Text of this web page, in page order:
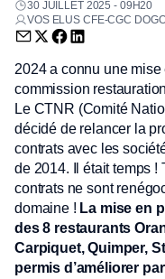
30 JUILLET 2025 - 09H20
VOS ELUS CFE-CGC
Envoyer par email
Partager sur
Partager sur
Partager sur
2024 a connu une
commission
Le CTNR (Comité
décidé de relancer la
contrats avec les
de 2014. Il était temps !
contrats ne sont
domaine ! La mise en
des 8 restaurants
Carpiquet, Quimper,
permis d’améliorer